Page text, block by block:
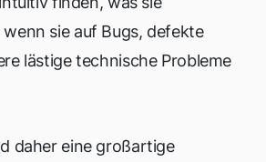
sie auf Bugs, defekte
lästige technische Probleme
daher eine großartige